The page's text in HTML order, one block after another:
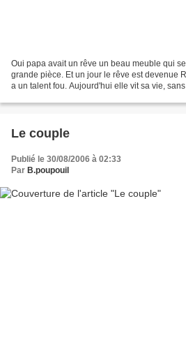
Oui papa avait un rêve un beau meuble qui
grande pièce. Et un jour le rêve est devenue
a un talent fou. Aujourd'hui elle vit sa vie,
Le couple
Publié le 30/08/2006 à 02:33
Par B.poupouil